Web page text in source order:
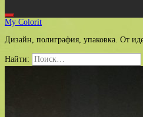
My Colorit
Дизайн, полиграфия, упаковка. От
Найти: